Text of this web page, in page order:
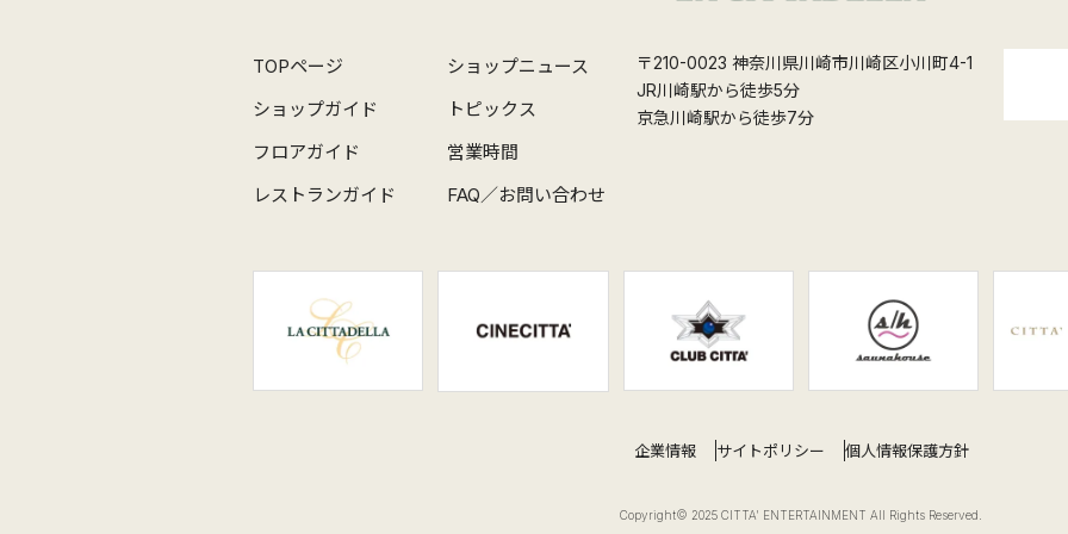
TOPページ
ショップニュース
ショップガイド
トピックス
フロアガイド
営業時間
レストランガイド
FAQ／お問い合わせ
〒210-0023 神奈川県川崎市川崎区小川町4-1
JR川崎駅から徒歩5分
京急川崎駅から徒歩7分
企業情報 サイトポリシー 個人情報保護方針
Copyright© 2025 CITTA' ENTERTAINMENT All Rights Reserved.